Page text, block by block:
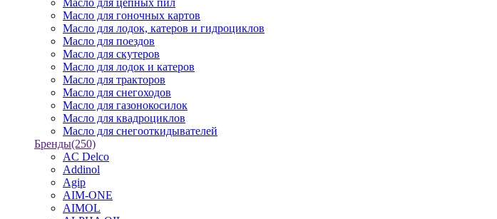
Масло для цепных пил
Масло для гоночных картов
Масло для лодок, катеров и гидроциклов
Масло для поездов
Масло для скутеров
Масло для лодок и катеров
Масло для тракторов
Масло для снегоходов
Масло для газонокосилок
Масло для квадроциклов
Масло для снегооткидывателей
Бренды(250)
AC Delco
Addinol
Agip
AIM-ONE
AIMOL